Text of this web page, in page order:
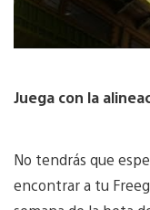
Juega con la
No tendrás que
encontrar a tu